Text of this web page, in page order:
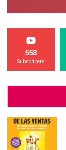
558
Subscribers